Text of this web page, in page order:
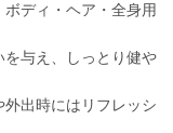
ディ・ヘア・全身用
与え、しっとり健や
出時にはリフレッシ